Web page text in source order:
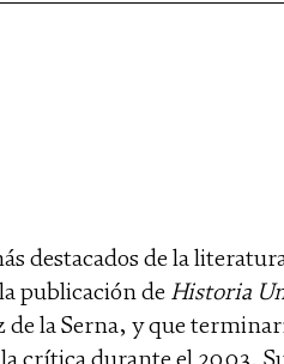
destacados de la
publicación deHistoria
la Serna, y que